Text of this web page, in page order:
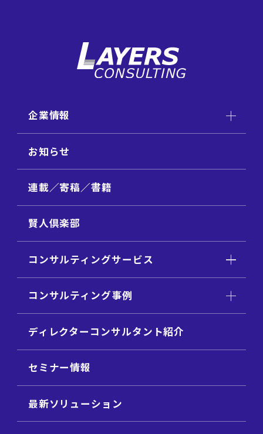
企業情報
お知らせ
連載／寄稿／書籍
賢人倶楽部
コンサルティングサービス
コンサルティング事例
ディレクターコンサルタント紹介
セミナー情報
最新ソリューション